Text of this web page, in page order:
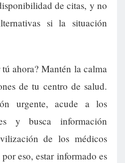
de citas, y no
si la situación
ahora? Mantén la calma
de tu centro de salud.
urgente, acude a los
y busca información
de los médicos
eso, estar informado es